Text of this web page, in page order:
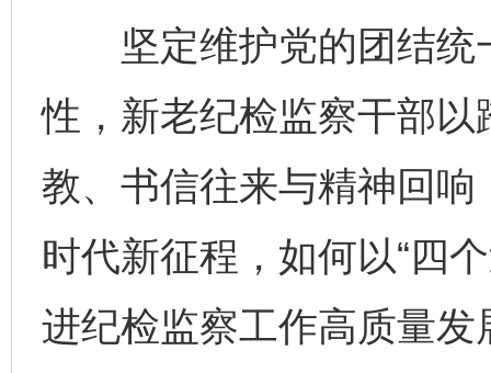
坚定维护党的团结统
性，新老纪检监察干部
教、书信往来与精神回
时代新征程，如何以“四
进纪检监察工作高质量